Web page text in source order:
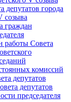
депутатов города
созыва
граждан
работы Совета
комиссий
депутатов
депутатов
председателя